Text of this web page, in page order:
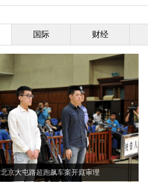
民“捡漏”
定文
国际 财经
北京大屯路超跑飙车案开庭审理